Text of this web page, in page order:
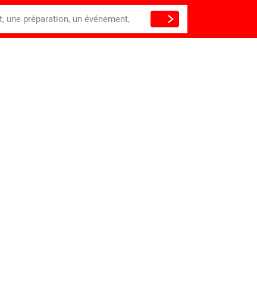
une préparation, un événement,